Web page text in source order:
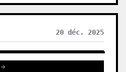
20 déc. 2025